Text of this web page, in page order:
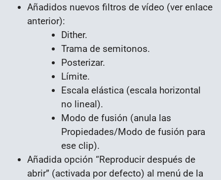
Añadidos nuevos filtros de vídeo (ver enlace
anterior):
Dither.
Trama de semitonos.
Posterizar.
Límite.
Escala elástica (escala horizontal
no lineal).
Modo de fusión (anula las
Propiedades/Modo de fusión para
ese clip).
Añadida opción “Reproducir después de
abrir” (activada por defecto) al menú de la